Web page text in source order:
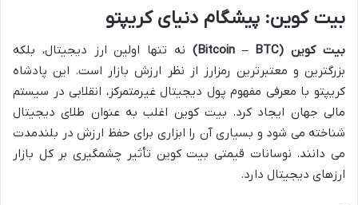
بیت کوین: پیشگام دنیای کریپتو
بیت کوین (Bitcoin – BTC)
نه تنها اولین ارز دیجیتال، بلکه
بزرگترین و معتبرترین رمزارز از نظر ارزش بازار است. این پادشاه
کریپتو با معرفی مفهوم پول دیجیتال غیرمتمرکز، انقلابی در سیستم
مالی جهان ایجاد کرد. بیت کوین اغلب به عنوان طلای دیجیتال
شناخته می شود و بسیاری آن را ابزاری برای حفظ ارزش در بلندمدت
می دانند. نوسانات قیمتی بیت کوین تأثیر چشمگیری بر کل بازار
ارزهای دیجیتال دارد.